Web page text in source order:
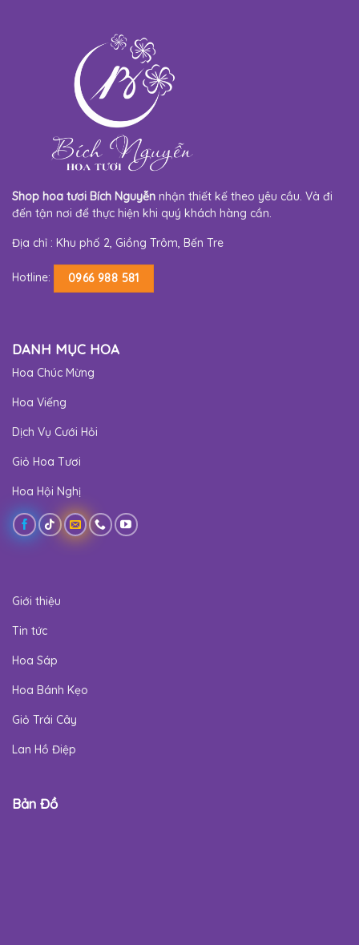
Shop hoa tươi Bích Nguyễn nhận thiết kế theo yêu cầu. Và đi
đến tận nơi để thực hiện khi quý khách hàng cần.
Địa chỉ : Khu phố 2, Giồng Trôm, Bến Tre
Hotline: 0966 988 581
DANH MỤC HOA
Hoa Chúc Mừng
Hoa Viếng
Dịch Vụ Cưới Hỏi
Giỏ Hoa Tươi
Hoa Hội Nghị
Giới thiệu
Tin tức
Hoa Sáp
Hoa Bánh Kẹo
Giỏ Trái Cây
Lan Hồ Điệp
Bản Đồ